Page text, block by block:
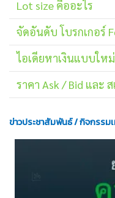
Lot size คืออะไร
จัดอันดับ โบรกเกอร์
ไอเดียหาเงินแบบให
ราคา Ask / Bid และ
ข่าวประชาสัมพันธ์ / กิจกรรม